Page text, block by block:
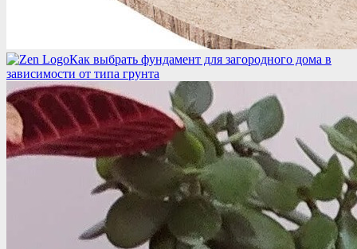
Как выбрать фундамент для загородного дома в
зависимости от типа грунта